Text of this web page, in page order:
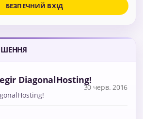
БЕЗПЕЧНИЙ ВХІД
DiagonalHosting!
30 черв. 2016